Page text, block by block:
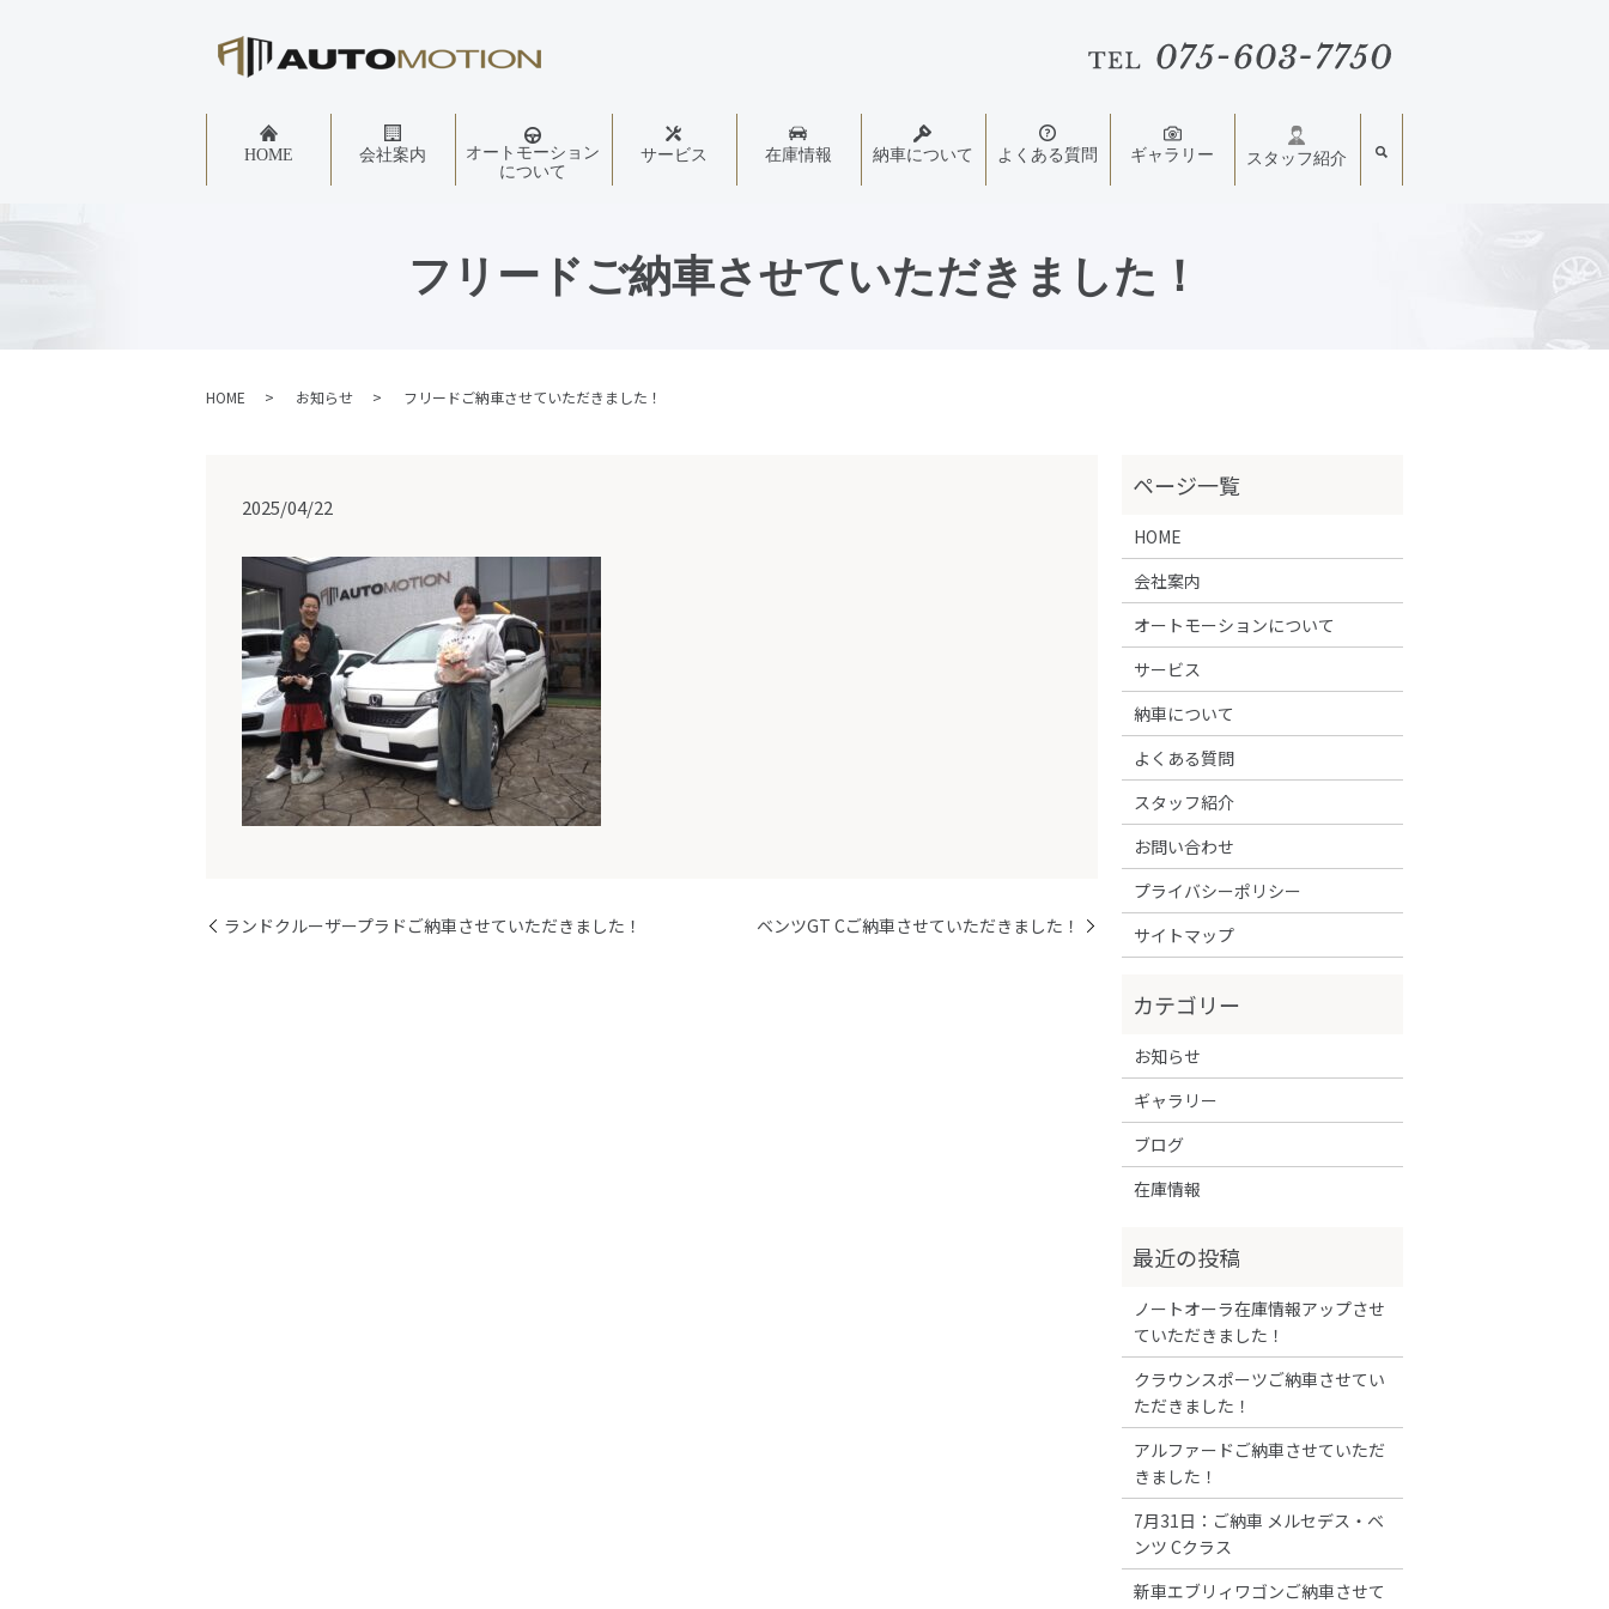
HOME 会社案内
オートモーション
について
サービス 在庫情報 納車について よくある質問 ギャラリー スタッフ紹介
フリードご納車させていただきました！
HOME お知らせ フリードご納車させていただきました！
2025/04/22
ランドクルーザープラドご納車させていただきました！ ベンツGT Cご納車させていただきました！
HOME
会社案内
オートモーションについて
サービス
納車について
よくある質問
スタッフ紹介
お問い合わせ
プライバシーポリシー
サイトマップ
お知らせ
ギャラリー
ブログ
在庫情報
ノートオーラ在庫情報アップさせ
ていただきました！
クラウンスポーツご納車させてい
ただきました！
アルファードご納車させていただ
きました！
7月31日：ご納車 メルセデス・ベ
ンツ Cクラス
新車エブリィワゴンご納車させて